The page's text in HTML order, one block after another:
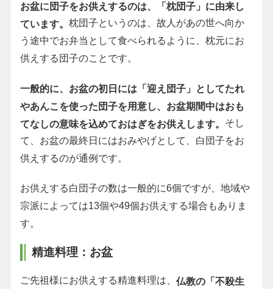
お盆に団子をお供えするのは、「枕団子」に由来し
ています。 枕団子というのは、故人があの世へ向か
う途中でお弁当として食べられるように、枕元にお
供えする団子のことです。
一般的に、お盆の初日には「迎え団子」としてたれ
やあんこを使った団子を用意し、お盆期間中はおも
てなしの意味を込めておはぎをお供えします。 そし
て、お盆の最終日にはおみやげとして、白団子をお
供えするのが通例です。
お供えする白団子の数は一般的に6個ですが、地域や
宗派によっては13個や49個お供えする場合もありま
す。
精進料理：お盆
ご先祖様にお供えする精進料理は、 仏教の「不殺生